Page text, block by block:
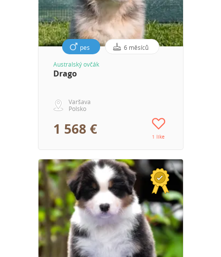
pes 6 měsíců
Australský ovčák
Drago
Varšava
Polsko
1 568 € 1 like